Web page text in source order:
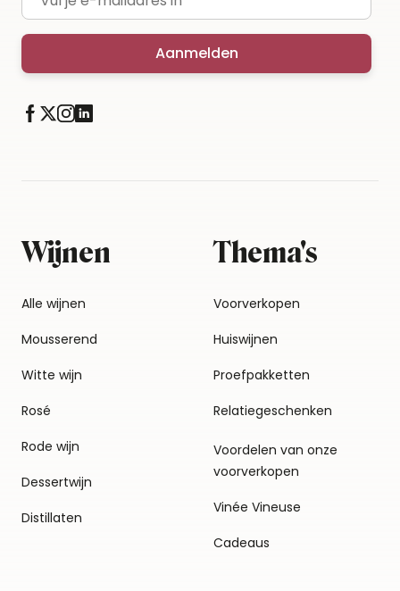
Aanmelden
Wijnen
Alle wijnen
Mousserend
Witte wijn
Rosé
Rode wijn
Dessertwijn
Distillaten
Thema's
Voorverkopen
Huiswijnen
Proefpakketten
Relatiegeschenken
Voordelen van onze
voorverkopen
Vinée Vineuse
Cadeaus